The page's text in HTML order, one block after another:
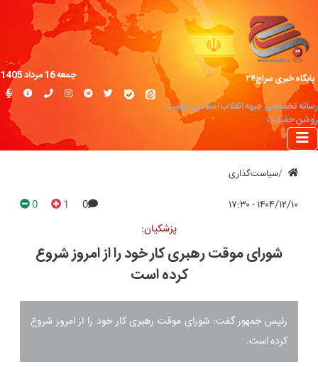
پایگاه خبری سراج۲۴
رسانه تخصصی جبهه انقلاب اسلامی؛ روایت
روشن حقیقت
جمعه 16 مرداد 1405
سیاست‌گذاری
۱۴۰۴/۱۲/۱۰ - ۱۷:۳۰ 0
1
0
پزشکیان:
شورای موقت رهبری کار خود را از امروز شروع
کرده است
رئیس جمهور گفت: شورای موقت رهبری کار خود را از امروز شروع
کرده است.